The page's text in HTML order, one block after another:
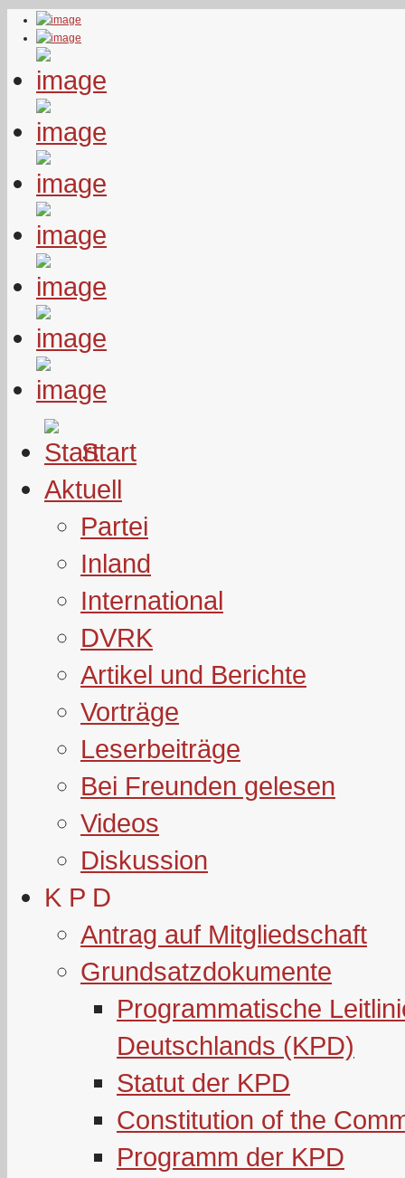
Start
Aktuell
Partei
Inland
International
DVRK
Artikel und Berichte
Vorträge
Leserbeiträge
Bei Freunden gelesen
Videos
Diskussion
K P D
Antrag auf Mitgliedschaft
Grundsatzdokumente
Programmatische
Deutschlands (KPD)
Statut der KPD
Constitution of the
Programm der KPD